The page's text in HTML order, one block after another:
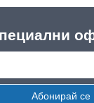
Абонирай се